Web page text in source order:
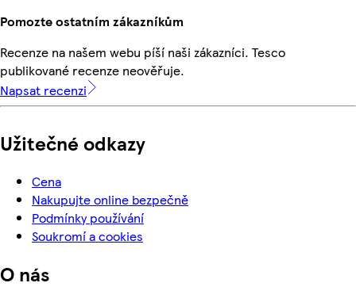
Pomozte ostatním zákazníkům
Recenze na našem webu píší naši zákazníci. Tesco
publikované recenze neověřuje.
Napsat recenzi
Užitečné odkazy
Cena
Nakupujte online bezpečně
Podmínky používání
Soukromí a cookies
O nás